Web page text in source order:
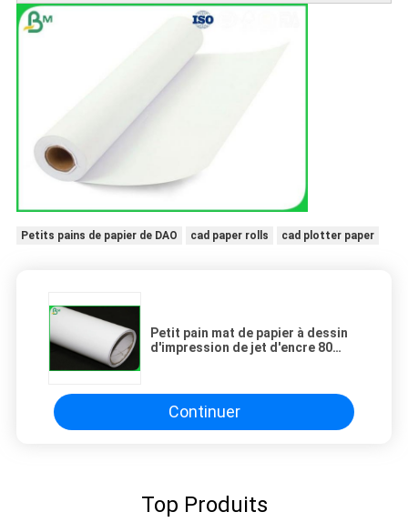
Petits pains de papier de DAO cad paper rolls cad plotter paper
Petit pain mat de papier à dessin
d'impression de jet d'encre 80
d'emballage
Continuer
Top Produits